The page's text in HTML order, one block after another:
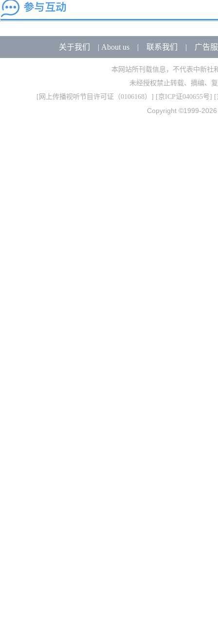
关于我们 | About us| 联系我们 | 广告
本网站所刊载信息，不代表中新社
未经授权禁止转载、摘编、
[ 网上传播视听节目许可证（0106168） ] [京ICP证040655号] [
Copyright ©1999-